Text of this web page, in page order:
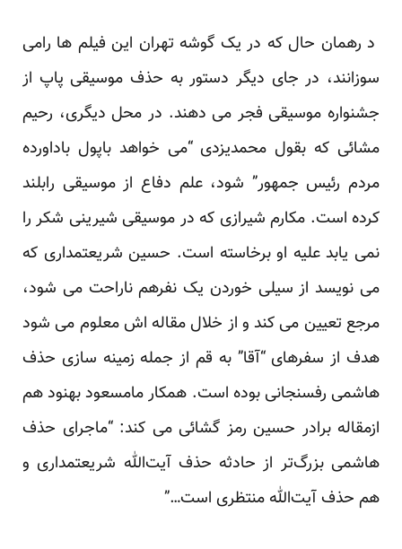
د رهمان حال که در یک گوشه تهران این فیلم ها رامی
سوزانند، در جای دیگر دستور به حذف موسیقی پاپ از
جشنواره موسیقی فجر می دهند. در محل دیگری، رحیم
مشائی که بقول محمدیزدی “می خواهد باپول باداورده
مردم رئیس جمهور” شود، علم دفاع از موسیقی رابلند
کرده است. مکارم شیرازی که در موسیقی شیرینی شکر را
نمی یابد علیه او برخاسته است. حسین شریعتمداری که
می نویسد از سیلی خوردن یک نفرهم ناراحت می شود،
مرجع تعیین می کند و از خلال مقاله اش معلوم می شود
هدف از سفرهای “آقا” به قم از جمله زمینه سازی حذف
هاشمی رفسنجانی بوده است. همکار مامسعود بهنود هم
ازمقاله برادر حسین رمز گشائی می کند: “ماجرای حذف
هاشمی بزرگ‌تر از حادثه حذف آیت‌الله شریعتمداری و
هم حذف آیت‌الله منتظری است…”